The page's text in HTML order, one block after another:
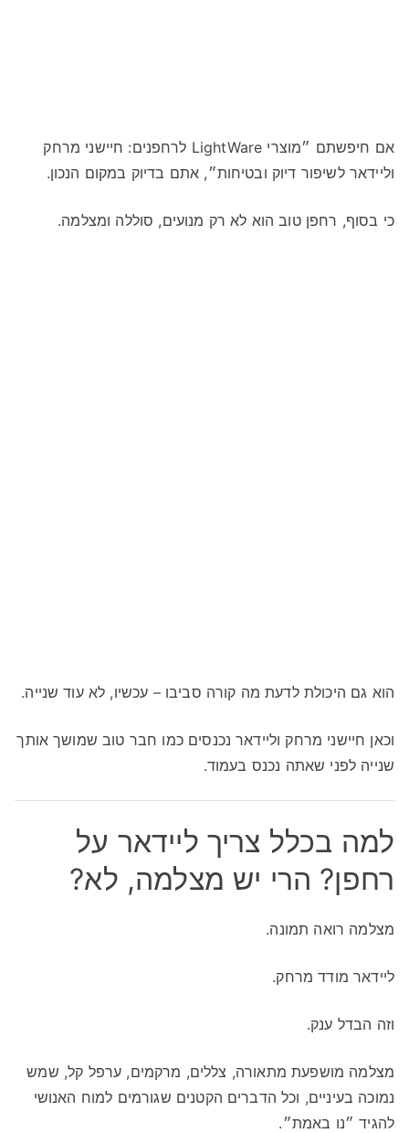
אם חיפשתם ״מוצרי LightWare לרחפנים: חיישני מרחק
וליידאר לשיפור דיוק ובטיחות״, אתם בדיוק במקום הנכון.
כי בסוף, רחפן טוב הוא לא רק מנועים, סוללה ומצלמה.
הוא גם היכולת לדעת מה קורה סביבו – עכשיו, לא עוד שנייה.
וכאן חיישני מרחק וליידאר נכנסים כמו חבר טוב שמושך אותך
שנייה לפני שאתה נכנס בעמוד.
למה בכלל צריך ליידאר על
רחפן? הרי יש מצלמה, לא?
מצלמה רואה תמונה.
ליידאר מודד מרחק.
וזה הבדל ענק.
מצלמה מושפעת מתאורה, צללים, מרקמים, ערפל קל, שמש
נמוכה בעיניים, וכל הדברים הקטנים שגורמים למוח האנושי
להגיד ״נו באמת״.